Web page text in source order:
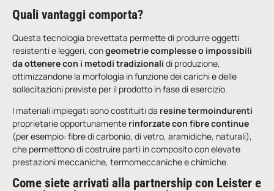
Quali vantaggi comporta?
Questa tecnologia brevettata permette di produrre oggetti
resistenti e leggeri, congeometrie complesse o impossibili
da ottenere con i metodi tradizionali di produzione,
ottimizzandone la morfologia in funzione dei carichi e delle
sollecitazioni previste per il prodotto in fase di esercizio.
I materiali impiegati sono costituiti da resine termoindurenti
proprietarie opportunamente rinforzate con fibre continue
(per esempio: fibre di carbonio, di vetro, aramidiche, naturali),
che permettono di costruire parti in composito con elevate
prestazioni meccaniche, termomeccaniche e chimiche.
Come siete arrivati alla partnership con Leister e